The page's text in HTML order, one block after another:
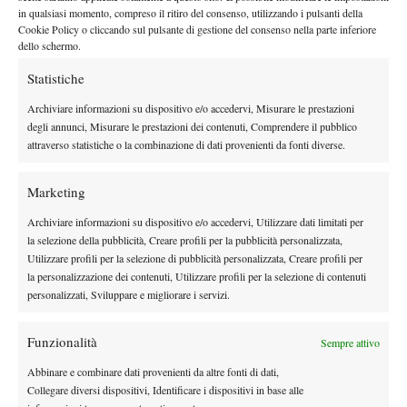
in qualsiasi momento, compreso il ritiro del consenso, utilizzando i pulsanti della
Cookie Policy o cliccando sul pulsante di gestione del consenso nella parte inferiore
dello schermo.
Statistiche
Archiviare informazioni su dispositivo e/o accedervi, Misurare le prestazioni
degli annunci, Misurare le prestazioni dei contenuti, Comprendere il pubblico
attraverso statistiche o la combinazione di dati provenienti da fonti diverse.
Marketing
Archiviare informazioni su dispositivo e/o accedervi, Utilizzare dati limitati per
la selezione della pubblicità, Creare profili per la pubblicità personalizzata,
Utilizzare profili per la selezione di pubblicità personalizzata, Creare profili per
la personalizzazione dei contenuti, Utilizzare profili per la selezione di contenuti
personalizzati, Sviluppare e migliorare i servizi.
Funzionalità Sempre attivo
Abbinare e combinare dati provenienti da altre fonti di dati,
Collegare diversi dispositivi, Identificare i dispositivi in base alle
Sapevo che questo torneo sarebbe stato l’ultimo grande torneo
della mia stagione e mi sono detto che se avessi voluto entrare in
fantastico esserci riuscito
FEDERER E IL PUBBLICO
Tra i vari ringraziamenti del monegasco non potevano
Federer, presente sugli spalti durante la finale. “
maxischermo per osservare la reazione di Roger . Se penso che
ieri ho giocato contro Djokovic e oggi c’era Federer a
guardarmi mi sembra incredibile. Il pubblico è stato fantastico,
nel terzo set quando entrambi abbiamo giocato al massimo l’ho
Il Masters 1000 2025 di Shanghai verrà probabilmente ricordato
come uno dei tornei più faticosi per i giocatori in campo. A
ulteriore testimonianza di ciò, il singolare siparietto che ha visto